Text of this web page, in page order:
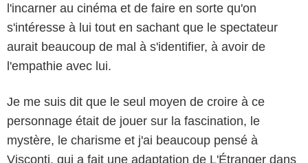
l'incarner au cinéma et de faire en sorte qu'on
s'intéresse à lui tout en sachant que le spectateur
aurait beaucoup de mal à s'identifier, à avoir de
l'empathie avec lui.
Je me suis dit que le seul moyen de croire à ce
personnage était de jouer sur la fascination, le
mystère, le charisme et j'ai beaucoup pensé à
Visconti, qui a fait une adaptation de L'Étranger dans